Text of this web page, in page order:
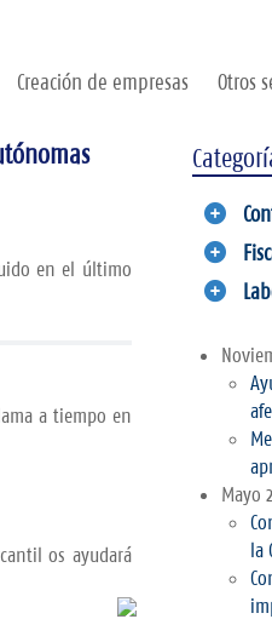
Creación de empresas Otros
en el último
a tiempo en
os ayudará
Mayo
la